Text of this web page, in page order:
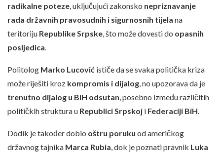
radikalne poteze , uključujući zakonsko nepriznavanje
rada državnih pravosudnih i sigurnosnih tijela na
teritoriju Republike Srpske , što može dovesti do opasnih
posljedica
Politolog Marko Lucović ističe da se svaka politička kriza
može riješiti kroz kompromis i dijalog , no upozorava da je
trenutno dijalog u BiH odsutan , posebno između različitih
političkih struktura u Republici Srpskoj i Federaciji BiH
Dodik je također dobio oštru poruku od američkog
državnog tajnika Marca Rubia , dok je poznati pravnik Luka